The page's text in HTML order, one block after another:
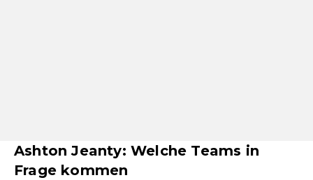
Ashton Jeanty: Welche Teams in
Frage kommen